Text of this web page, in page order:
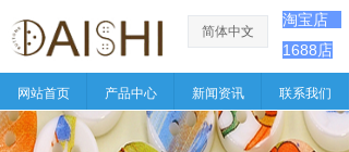
网站首页 产品中心 新闻资讯 联系我们
ꀅ
简体中文
淘宝店
1688店